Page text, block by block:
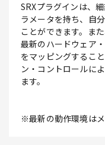
SRXプラグインは、
ラメータを持ち、自
ことができます。ま
最新のハードウェア
をマッピングするこ
ン・コントロールに
ます。
※最新の動作環境は